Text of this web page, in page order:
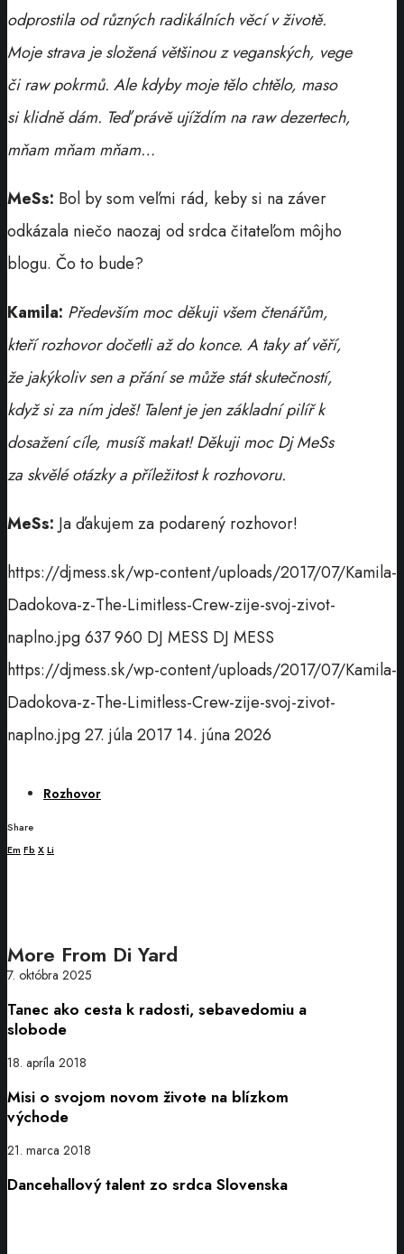
odprostila od různých radikálních věcí v životě.
Moje strava je složená většinou z veganských, vege
či raw pokrmů. Ale kdyby moje tělo chtělo, maso
si klidně dám. Teď právě ujíždím na raw dezertech,
mňam mňam mňam…
MeSs: Bol by som veľmi rád, keby si na záver
odkázala niečo naozaj od srdca čitateľom môjho
blogu. Čo to bude?
Kamila: Především moc děkuji všem čtenářům,
kteří rozhovor dočetli až do konce. A taky ať věří,
že jakýkoliv sen a přání se může stát skutečností,
když si za ním jdeš! Talent je jen základní pilíř k
dosažení cíle, musíš makat! Děkuji moc Dj MeSs
za skvělé otázky a příležitost k rozhovoru.
MeSs: Ja ďakujem za podarený rozhovor!
https://djmess.sk/wp-content/uploads/2017/07/Kamila-
Dadokova-z-The-Limitless-Crew-zije-svoj-zivot-
naplno.jpg637960 DJ MESS DJ MESS
https://djmess.sk/wp-content/uploads/2017/07/Kamila-
Dadokova-z-The-Limitless-Crew-zije-svoj-zivot-
naplno.jpg27. júla 2017 14. júna 2026
Rozhovor
Share
Em Fb XLi
More From Di Yard
Tanec
cesta
k
radosti,
a
slobode
7. októbra 2025
Tanec ako cesta k radosti, sebavedomiu a
slobode
Misi
o
svojom
novom
živote
blízkom
18. apríla 2018
Misi o svojom novom živote na blízkom
východe
Dancehallový
zo
21. marca 2018
Dancehallový talent zo srdca Slovenska